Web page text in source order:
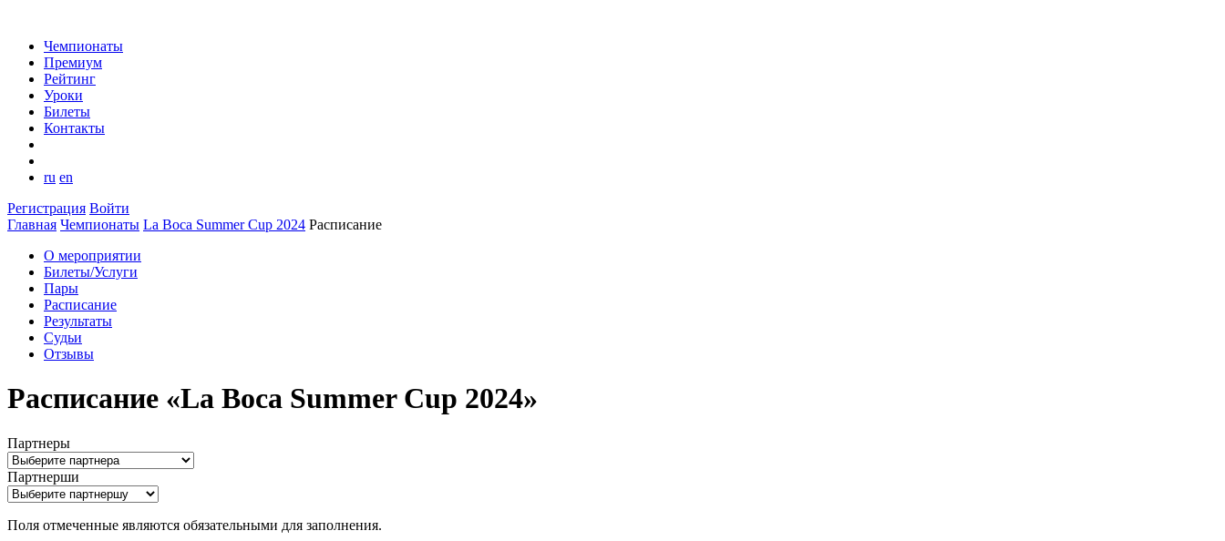
Чемпионаты
Премиум
Рейтинг
Уроки
Билеты
Контакты
ru en
Регистрация Войти
Главная Чемпионаты La Boca Summer Cup 2024 Расписание
О мероприятии
Билеты/Услуги
Пары
Расписание
Результаты
Судьи
Отзывы
Расписание «La Boca Summer Cup 2024»
Партнеры
Партнерши
Поля отмеченные являются обязательными для заполнения.